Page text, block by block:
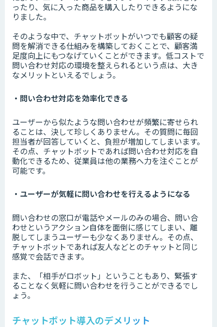
ったり、気に入った商品を購入したりできるようにな
りました。
そのような中で、チャットボットがいつでも顧客の疑
問を解消できる仕組みを構築しておくことで、顧客満
足度向上にもつなげていくことができます。低コストで
問い合わせ対応の環境を整えられるという点は、大き
なメリットといえるでしょう。
・問い合わせ対応を効率化できる
ユーザーから似たような問い合わせが頻繁に寄せられ
ることは、決して珍しくありません。その質問に毎回
担当者が回答していくと、負担が増加してしまいます。
その点、チャットボットであれば問い合わせ対応を自
動化できるため、従業員は他の業務へ力を注ぐことが
可能です。
・ユーザーが気軽に問い合わせを行えるようになる
問い合わせの窓口が電話やメールのみの場合、問い合
わせというアクション自体を面倒に感じてしまい、離
脱してしまうユーザーも少なくありません。その点、
チャットボットであれば友人などとのチャットと同じ
感覚で会話できます。
また、「相手がロボット」ということもあり、緊張す
ることなく気軽に問い合わせを行うことができるでし
ょう。
チャットボット導入のデメリット